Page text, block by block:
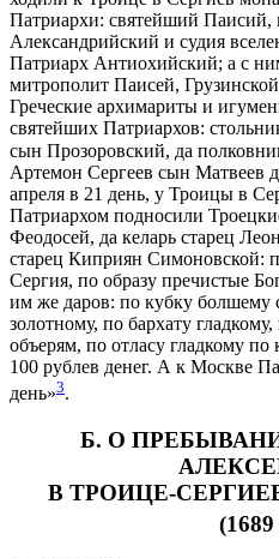
Патриархи: святейший Паисий,
Александрийский и судия
Патриарх Антиохийский; а с
митрополит Паисей,
Греческие архимариты и
святейших Патриархов:
сын Прозоровский, да
Артемон Сергеев сын Матвеев
апреля в 21 день, у Троицы в
Патриархом подносили
Феодосей, да келарь старец
старец Киприян Симоновской:
Сергия, по образу пречистые
им же даров: по кубку болшему
золотному, по бархату
объерям, по отласу гладкому
100 рублев денег. А к Москве
день»3.
Б. О
В ТРОИЦЕ-
(1689